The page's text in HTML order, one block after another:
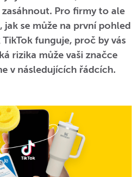
zasáhnout. Pro firmy to ale
jak se může na první pohled
funguje, proč by vás
rizika může vaši značce
v následujících řádcích.